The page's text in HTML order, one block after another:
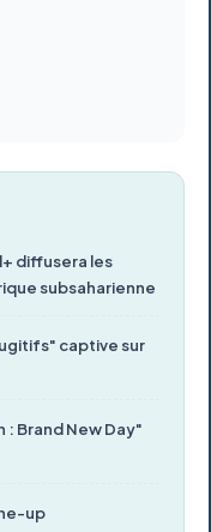
diffusera les
subsaharienne
captive sur
: Brand New Day"
up